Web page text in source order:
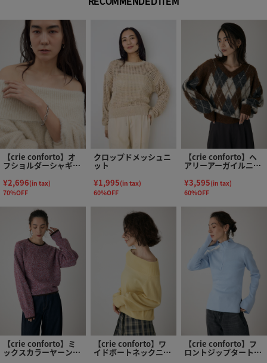
【crie conforto】オ
フショルダーシャギー
¥2,696(in tax)
70%OFF
クロップドメッシュニ
ット
¥1,995(in tax)
60%OFF
【crie conforto】ヘ
アリーアーガイルニッ
¥3,595(in tax)
60%OFF
【crie conforto】ミ
ックスカラーヤーンラ
【crie conforto】ワ
イドボートネックニッ
【crie conforto】フ
ロントジップタートル